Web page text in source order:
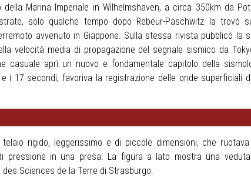
della Marina Imperiale in Wilhelmshaven, a circa 350km da
solo qualche tempo dopo Rebeur-Paschwitz la trovò
avvenuto in Giappone. Sulla stessa rivista pubblicò la
velocità media di propagazione del segnale sismico da
casuale aprì un nuovo e fondamentale capitolo della
i 17 secondi, favoriva la registrazione delle onde superficiali
rigido, leggerissimo e di piccole dimensioni, che
pressione in una presa. La figura a lato mostra una
Sciences de la Terre di Strasburgo.